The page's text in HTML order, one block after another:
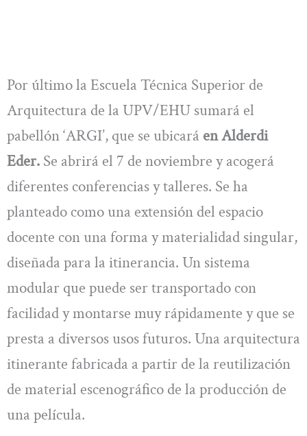
Por último la Escuela Técnica Superior de
Arquitectura de la UPV/EHU sumará el
pabellón ‘ARGI’, que se ubicará enAlderdi
Eder. Se abrirá el 7 de noviembre y acogerá
diferentes conferencias y talleres. Se ha
planteado como una extensión del espacio
docente con una forma y materialidad singular,
diseñada para la itinerancia. Un sistema
modular que puede ser transportado con
facilidad y montarse muy rápidamente y que se
presta a diversos usos futuros. Una arquitectura
itinerante fabricada a partir de la reutilización
de material escenográfico de la producción de
una película.